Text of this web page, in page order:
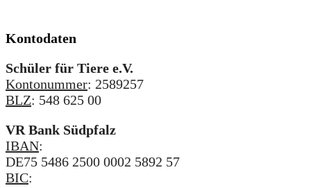
Kontodaten
Schüler für Tiere e.V.
Kontonummer: 2589257
BLZ: 548 625 00
VR Bank Südpfalz
IBAN:
DE75 5486 2500 0002 5892 57
BIC: